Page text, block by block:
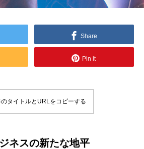
Share
Pin it
のタイトルとURLをコピーする
ネスの新たな地平